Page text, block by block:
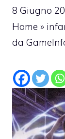
8 Giugno
Home »
da